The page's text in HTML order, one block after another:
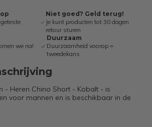
Niet goed? Geld terug!
Je kunt producten tot 30 dagen
retour sturen
we na!
Duurzaam
Duurzaamheid voorop =
tweedekans
- Heren Chino Short - Kobalt - is
voor mannen en is beschikbaar in de